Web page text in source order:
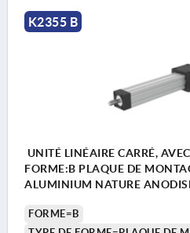
K2355 B
UNITÉ LINÉAIRE CARRÉ,
FORME:B PLAQUE DE
ALUMINIUM NATURE
FORME=B